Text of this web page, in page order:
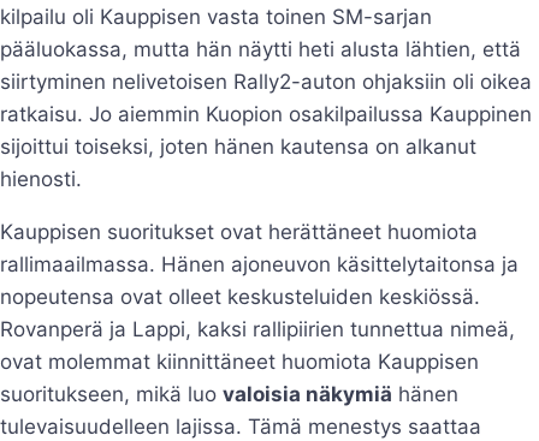
kilpailu oli Kauppisen vasta toinen SM-sarjan
pääluokassa, mutta hän näytti heti alusta lähtien, että
siirtyminen nelivetoisen Rally2-auton ohjaksiin oli oikea
ratkaisu. Jo aiemmin Kuopion osakilpailussa Kauppinen
sijoittui toiseksi, joten hänen kautensa on alkanut
hienosti.
Kauppisen suoritukset ovat herättäneet huomiota
rallimaailmassa. Hänen ajoneuvon käsittelytaitonsa ja
nopeutensa ovat olleet keskusteluiden keskiössä.
Rovanperä ja Lappi, kaksi rallipiirien tunnettua nimeä,
ovat molemmat kiinnittäneet huomiota Kauppisen
suoritukseen, mikä luo valoisia näkymiä hänen
tulevaisuudelleen lajissa. Tämä menestys saattaa